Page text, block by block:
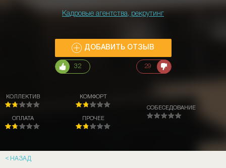
Кадровые агентства, рекрутинг
ДОБАВИТЬ ОТЗЫВ
32 29
КОЛЛЕКТИВ
ОПЛАТА
КОМФОРТ
ПРОЧЕЕ
СОБЕСЕДОВАНИЕ
НАЗАД